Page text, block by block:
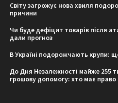
Світу загрожує нова хвиля
причини
Чи буде дефіцит товарів після
дали прогноз
В Україні подорожчають крупи:
До Дня Незалежності майже 255
грошову допомогу: хто має право